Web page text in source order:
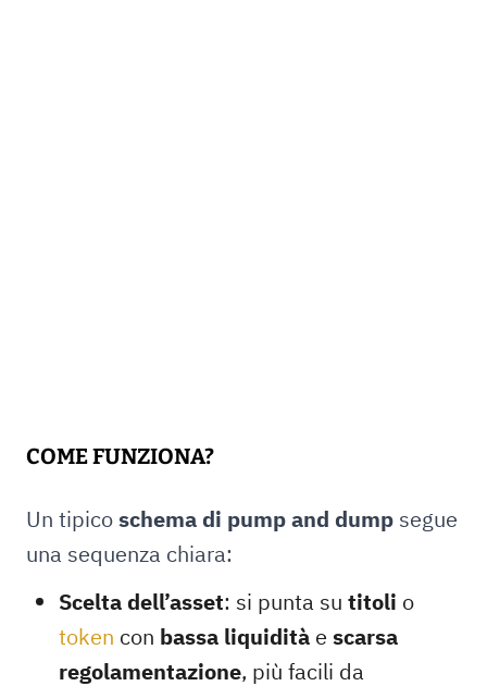
COME FUNZIONA?
Un tipicoschema di pump and dump segue
una sequenza chiara:
Scelta dell’asset: si punta su titoli o
token con bassa liquidità e scarsa
regolamentazione, più facili da